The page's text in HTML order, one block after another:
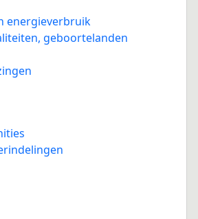
energieverbruik
geboortelanden